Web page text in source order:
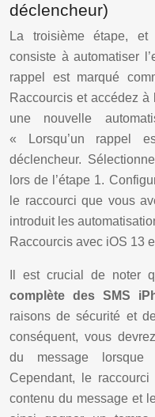
déclencheur)
La troisième étape,
consiste à automatiser
rappel est marqué
Raccourcis et accédez à
une nouvelle
« Lorsqu’un rappel
déclencheur.
lors de l’étape 1.
le raccourci que vous
introduit les
Raccourcis avec iOS 13
Il est crucial de noter
complète des SMS
raisons de sécurité et
conséquent, vous
du message lorsque
Cependant, le
contenu du message et